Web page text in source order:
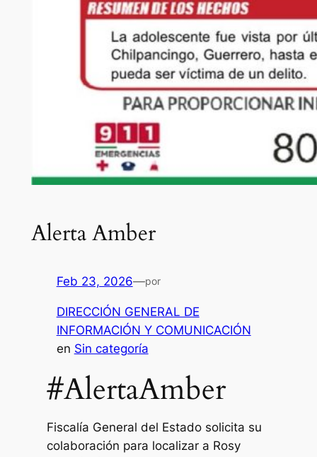
Alerta Amber
Feb 23, 2026—por
DIRECCIÓN GENERAL DE
INFORMACIÓN Y COMUNICACIÓN
en Sin categoría
#AlertaAmber
Fiscalía General del Estado solicita su
colaboración para localizar a Rosy